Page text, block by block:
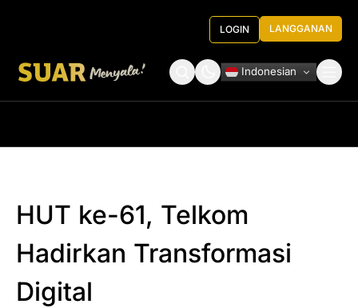
LOGIN LANGGANAN
Indonesian
HUT ke-61, Telkom
Hadirkan Transformasi
Digital